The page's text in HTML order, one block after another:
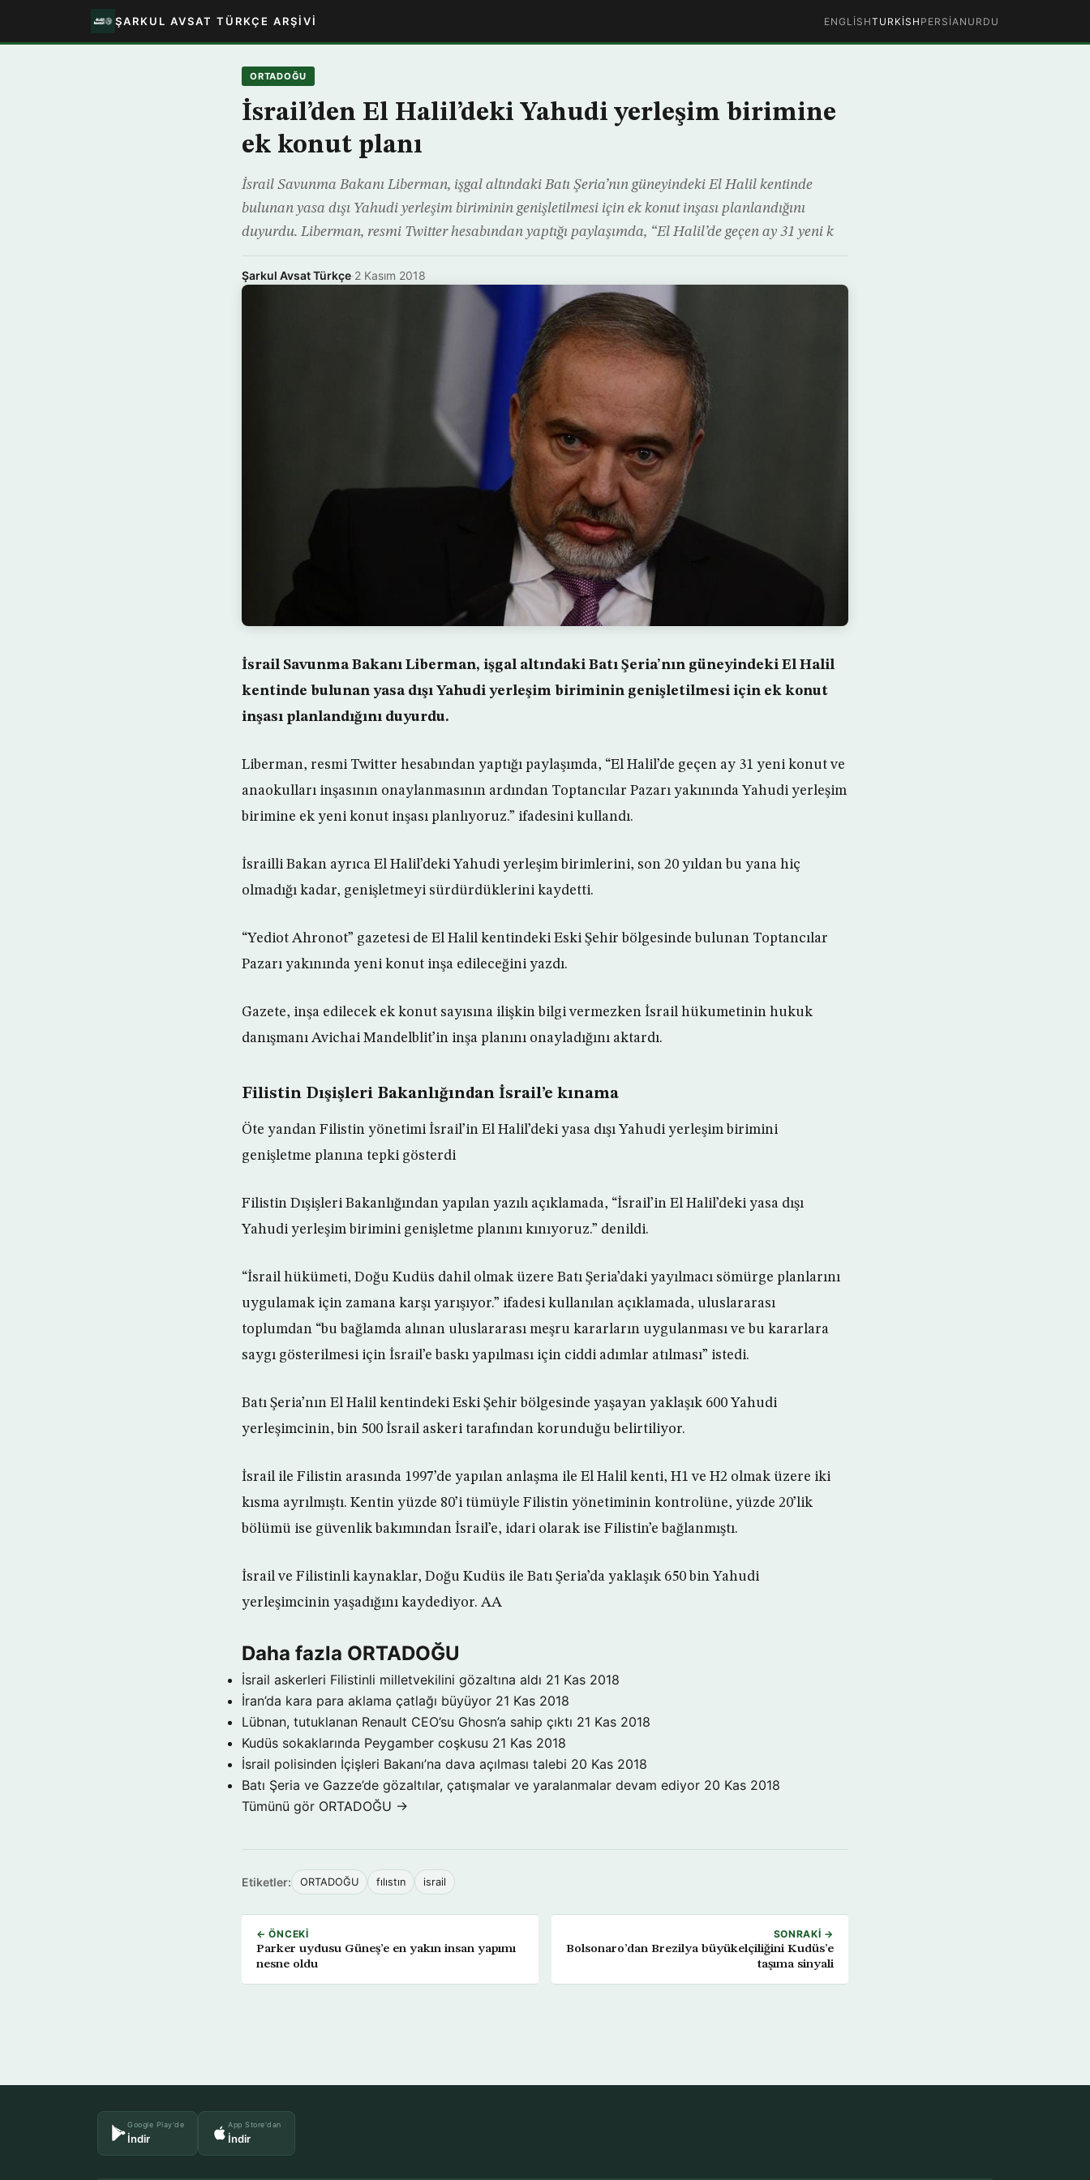
ŞARKUL AVSAT TÜRKÇE ARŞIVI ENGLISHTURKISH PERSIAN URDU
ORTADOĞU
İsrail’den El Halil’deki Yahudi yerleşim birimine
ek konut planı
İsrail Savunma Bakanı Liberman, işgal altındaki Batı Şeria’nın güneyindeki El Halil kentinde
bulunan yasa dışı Yahudi yerleşim biriminin genişletilmesi için ek konut inşası planlandığını
duyurdu. Liberman, resmi Twitter hesabından yaptığı paylaşımda, “El Halil’de geçen ay 31 yeni k
Şarkul Avsat Türkçe·2 Kasım 2018
İsrail Savunma Bakanı Liberman, işgal altındaki Batı Şeria’nın güneyindeki El Halil
kentinde bulunan yasa dışı Yahudi yerleşim biriminin genişletilmesi için ek konut
inşası planlandığını duyurdu.
Liberman, resmi Twitter hesabından yaptığı paylaşımda, “El Halil’de geçen ay 31 yeni konut ve
anaokulları inşasının onaylanmasının ardından Toptancılar Pazarı yakınında Yahudi yerleşim
birimine ek yeni konut inşası planlıyoruz.” ifadesini kullandı.
İsrailli Bakan ayrıca El Halil’deki Yahudi yerleşim birimlerini, son 20 yıldan bu yana hiç
olmadığı kadar, genişletmeyi sürdürdüklerini kaydetti.
“Yediot Ahronot” gazetesi de El Halil kentindeki Eski Şehir bölgesinde bulunan Toptancılar
Pazarı yakınında yeni konut inşa edileceğini yazdı.
Gazete, inşa edilecek ek konut sayısına ilişkin bilgi vermezken İsrail hükumetinin hukuk
danışmanı Avichai Mandelblit’in inşa planını onayladığını aktardı.
Filistin Dışişleri Bakanlığından İsrail’e kınama
Öte yandan Filistin yönetimi İsrail’in El Halil’deki yasa dışı Yahudi yerleşim birimini
genişletme planına tepki gösterdi
Filistin Dışişleri Bakanlığından yapılan yazılı açıklamada, “İsrail’in El Halil’deki yasa dışı
Yahudi yerleşim birimini genişletme planını kınıyoruz.” denildi.
“İsrail hükümeti, Doğu Kudüs dahil olmak üzere Batı Şeria’daki yayılmacı sömürge planlarını
uygulamak için zamana karşı yarışıyor.” ifadesi kullanılan açıklamada, uluslararası
toplumdan “bu bağlamda alınan uluslararası meşru kararların uygulanması ve bu kararlara
saygı gösterilmesi için İsrail’e baskı yapılması için ciddi adımlar atılması” istedi.
Batı Şeria’nın El Halil kentindeki Eski Şehir bölgesinde yaşayan yaklaşık 600 Yahudi
yerleşimcinin, bin 500 İsrail askeri tarafından korunduğu belirtiliyor.
İsrail ile Filistin arasında 1997’de yapılan anlaşma ile El Halil kenti, H1 ve H2 olmak üzere iki
kısma ayrılmıştı. Kentin yüzde 80’i tümüyle Filistin yönetiminin kontrolüne, yüzde 20’lik
bölümü ise güvenlik bakımından İsrail’e, idari olarak ise Filistin’e bağlanmıştı.
İsrail ve Filistinli kaynaklar, Doğu Kudüs ile Batı Şeria’da yaklaşık 650 bin Yahudi
yerleşimcinin yaşadığını kaydediyor. AA
Daha fazla ORTADOĞU
İsrail askerleri Filistinli milletvekilini gözaltına aldı 21 Kas 2018
İran’da kara para aklama çatlağı büyüyor 21 Kas 2018
Lübnan, tutuklanan Renault CEO’su Ghosn’a sahip çıktı 21 Kas 2018
Kudüs sokaklarında Peygamber coşkusu 21 Kas 2018
İsrail polisinden İçişleri Bakanı’na dava açılması talebi 20 Kas 2018
Batı Şeria ve Gazze’de gözaltılar, çatışmalar ve yaralanmalar devam ediyor 20 Kas 2018
Tümünü gör ORTADOĞU →
Etiketler: ORTADOĞU fılıstın israil
← ÖNCEKI
Parker uydusu Güneş’e en yakın insan yapımı
nesne oldu
SONRAKI →
Bolsonaro’dan Brezilya büyükelçiliğini Kudüs’e
taşıma sinyali
Google Play'de
İndir
App Store'dan
İndir